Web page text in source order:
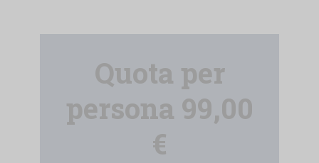
Quota per
persona 99,00
€